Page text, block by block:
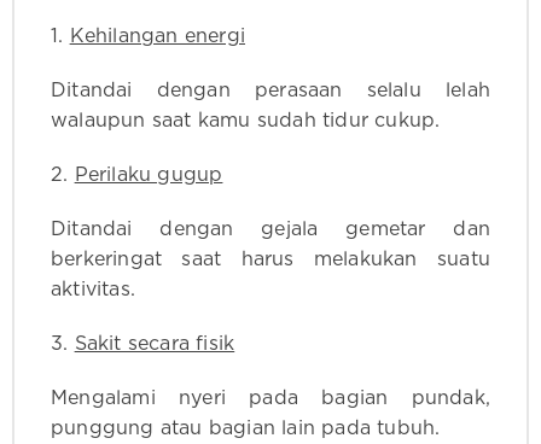
1. Kehilangan energi
Ditandai dengan perasaan selalu lelah
walaupun saat kamu sudah tidur cukup.
2. Perilaku gugup
Ditandai dengan gejala gemetar dan
berkeringat saat harus melakukan suatu
aktivitas.
3. Sakit secara fisik
Mengalami nyeri pada bagian pundak,
punggung atau bagian lain pada tubuh.